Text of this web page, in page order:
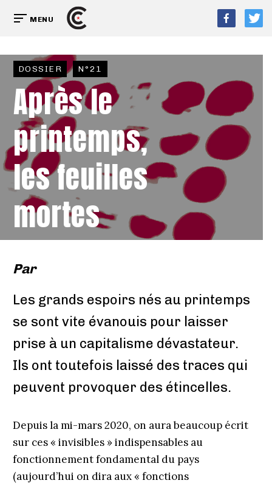
MENU
DOSSIER N°21
Après le
printemps,
les feuilles
mortes
Par
Les grands espoirs nés au printemps
se sont vite évanouis pour laisser
prise à un capitalisme dévastateur.
Ils ont toutefois laissé des traces qui
peuvent provoquer des étincelles.
Depuis la mi-mars 2020, on aura beaucoup écrit
sur ces « invisibles » indispensables au
fonctionnement fondamental du pays
(aujourd’hui on dira aux « fonctions